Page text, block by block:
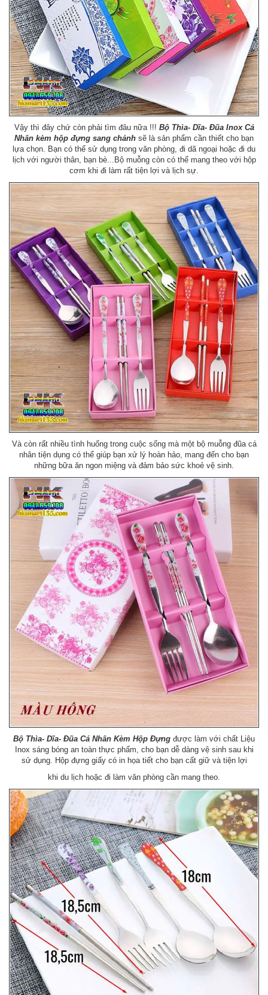
Vậy thì đây chứ còn phải tìm đâu nữa !!! Bộ Thìa- Dĩa- Đũa Inox Cá
Nhân kèm hộp đựng sang chảnh sẽ là sản phẩm cần thiết cho bạn
lựa chọn. Bạn có thể sử dụng trong văn phòng, đi dã ngoại hoặc đi du
lịch với người thân, bạn bè...Bộ muỗng còn có thể mang theo với hộp
cơm khi đi làm rất tiện lợi và lịch sự.
Và còn rất nhiều tình huống trong cuộc sống mà một bộ muỗng đũa cá
nhân tiện dụng có thể giúp bạn xử lý hoàn hảo, mang đến cho bạn
những bữa ăn ngon miệng và đảm bảo sức khoẻ vệ sinh.
Bộ Thìa- Dĩa- Đũa Cá Nhân Kèm Hộp Đựng được làm với chất Liệu
Inox sáng bóng an toàn thực phẩm, cho bạn dễ dàng vệ sinh sau khi
sử dụng. Hộp đựng giấy có in họa tiết cho bạn cất giữ và tiện lợi
khi du lịch hoặc đi làm văn phòng cần mang theo.